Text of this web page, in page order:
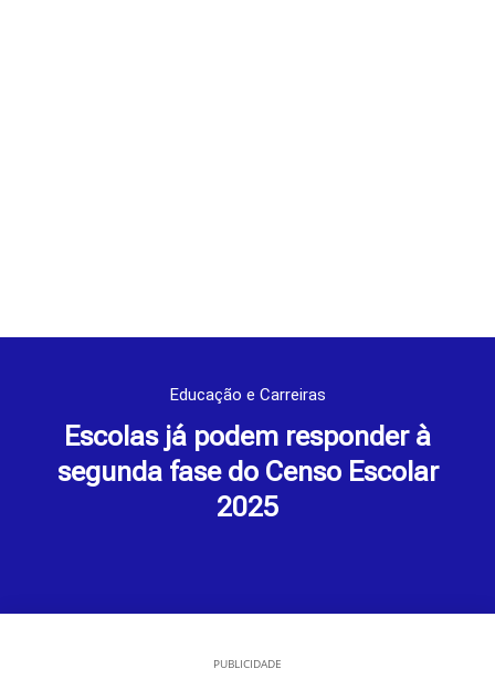
Educação e Carreiras
Escolas já podem responder à
segunda fase do Censo Escolar
2025
PUBLICIDADE